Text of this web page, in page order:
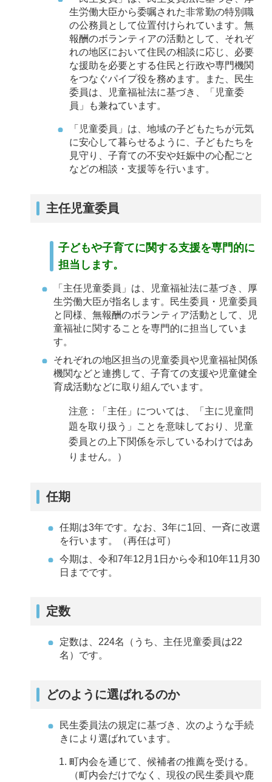
生労働大臣から委嘱された非常勤の特別職
の公務員として位置付けられています。無
報酬のボランティアの活動として、それぞ
れの地区において住民の相談に応じ、必要
な援助を必要とする住民と行政や専門機関
をつなぐパイプ役を務めます。また、民生
委員は、児童福祉法に基づき、「児童委
員」も兼ねています。
「児童委員」は、地域の子どもたちが元気
に安心して暮らせるように、子どもたちを
見守り、子育ての不安や妊娠中の心配ごと
などの相談・支援等を行います。
主任児童委員
子どもや子育てに関する支援を専門的に
担当します。
「主任児童委員」は、児童福祉法に基づき、厚
生労働大臣が指名します。民生委員・児童委員
と同様、無報酬のボランティア活動として、児
童福祉に関することを専門的に担当していま
す。
それぞれの地区担当の児童委員や児童福祉関係
機関などと連携して、子育ての支援や児童健全
育成活動などに取り組んでいます。
注意：「主任」については、「主に児童問
題を取り扱う」ことを意味しており、児童
委員との上下関係を示しているわけではあ
りません。）
任期
任期は3年です。なお、3年に1回、一斉に改選
を行います。（再任は可）
今期は、令和7年12月1日から令和10年11月30
日までです。
定数
定数は、224名（うち、主任児童委員は22
名）です。
どのように選ばれるのか
民生委員法の規定に基づき、次のような手続
きにより選ばれています。
町内会を通じて、候補者の推薦を受ける。
（町内会だけでなく、現役の民生委員や鹿